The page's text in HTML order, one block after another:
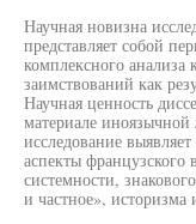
Научная новизна
представляет собой
комплексного
заимствований как
Научная ценность
материале
исследование
аспекты французского
системности,
и частное», историзма